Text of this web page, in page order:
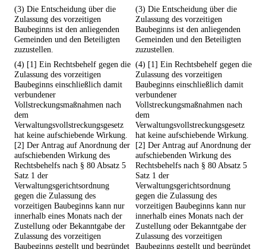
(3) Die Entscheidung über die
Zulassung des vorzeitigen
Baubeginns ist den anliegenden
Gemeinden und den Beteiligten
zuzustellen.
(3) Die Entscheidung über die
Zulassung des vorzeitigen
Baubeginns ist den anliegenden
Gemeinden und den Beteiligten
zuzustellen.
(4) [1] Ein Rechtsbehelf gegen die
Zulassung des vorzeitigen
Baubeginns einschließlich damit
verbundener
Vollstreckungsmaßnahmen nach
dem
Verwaltungsvollstreckungsgesetz
hat keine aufschiebende Wirkung.
[2] Der Antrag auf Anordnung der
aufschiebenden Wirkung des
Rechtsbehelfs nach § 80 Absatz 5
Satz 1 der
Verwaltungsgerichtsordnung
gegen die Zulassung des
vorzeitigen Baubeginns kann nur
innerhalb eines Monats nach der
Zustellung oder Bekanntgabe der
Zulassung des vorzeitigen
Baubeginns gestellt und begründet
(4) [1] Ein Rechtsbehelf gegen die
Zulassung des vorzeitigen
Baubeginns einschließlich damit
verbundener
Vollstreckungsmaßnahmen nach
dem
Verwaltungsvollstreckungsgesetz
hat keine aufschiebende Wirkung.
[2] Der Antrag auf Anordnung der
aufschiebenden Wirkung des
Rechtsbehelfs nach § 80 Absatz 5
Satz 1 der
Verwaltungsgerichtsordnung
gegen die Zulassung des
vorzeitigen Baubeginns kann nur
innerhalb eines Monats nach der
Zustellung oder Bekanntgabe der
Zulassung des vorzeitigen
Baubeginns gestellt und begründet